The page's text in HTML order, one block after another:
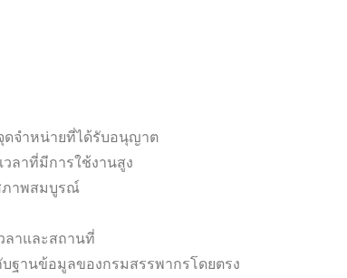
ดจำหน่ายที่ได้รับอนุญาต
ลาที่มีการใช้งานสูง
ภาพสมบูรณ์
ลาและสถานที่
ฐานข้อมูลของกรมสรรพากรโดยตรง